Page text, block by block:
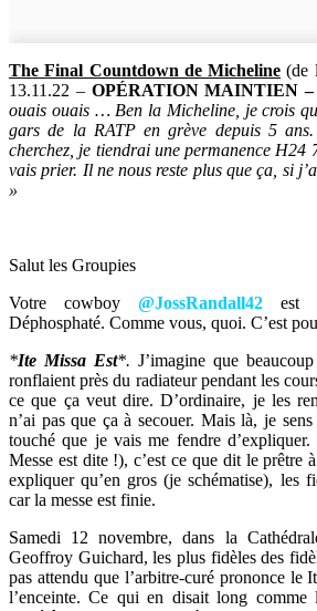
The Final Countdown de Micheline (de
13.11.22 – OPÉRATION MAINTIEN –
ouais ouais … Ben la Micheline, je crois
gars de la RATP en grève depuis 5
cherchez, je tiendrai une permanence H24
vais prier. Il ne nous reste plus que ça, si
»
Salut les Groupies
Votre cowboy @JossRandall42 est
Déphosphaté. Comme vous, quoi. C’est
*Ite Missa Est*. J’imagine que
ronflaient près du radiateur pendant les
ce que ça veut dire. D’ordinaire, je les
n’ai pas que ça à secouer. Mais là, je
touché que je vais me fendre d’expliquer.
Messe est dite !), c’est ce que dit le prêtre
expliquer qu’en gros (je schématise), les
car la messe est finie.
Samedi 12 novembre, dans la
Geoffroy Guichard, les plus fidèles des
pas attendu que l’arbitre-curé prononce le
l’enceinte. Ce qui en disait long